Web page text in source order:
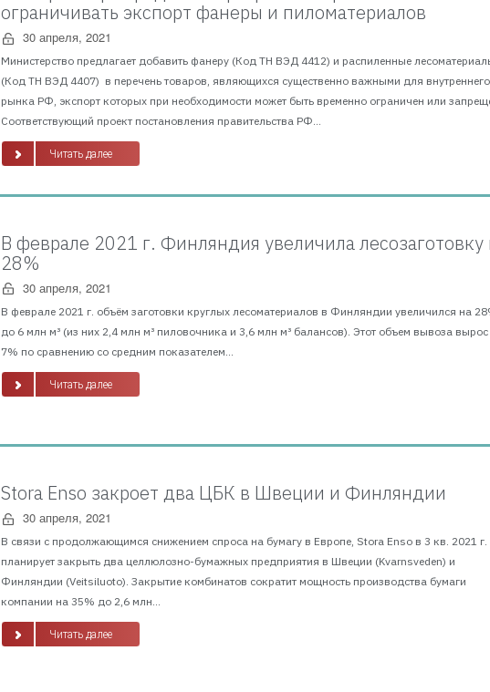
ограничивать экспорт фанеры и пиломатериалов
30 апреля, 2021
Министерство предлагает добавить фанеру (Код ТН ВЭД 4412) и распиленные
(Код ТН ВЭД 4407) в перечень товаров, являющихся существенно важными для внутреннего
рынка РФ, экспорт которых при необходимости может быть временно ограничен или
Соответствующий проект постановления правительства РФ...
Читать далее
В феврале 2021 г. Финляндия увеличила лесозаготовку
28%
30 апреля, 2021
В феврале 2021 г. объём заготовки круглых лесоматериалов в Финляндии увеличился на
до 6 млн м³ (из них 2,4 млн м³ пиловочника и 3,6 млн м³ балансов). Этот объем вывоза вырос
7% по сравнению со средним показателем...
Читать далее
Stora Enso закроет два ЦБК в Швеции и Финляндии
30 апреля, 2021
В связи с продолжающимся снижением спроса на бумагу в Европе, Stora Enso в 3 кв. 2021 г.
планирует закрыть два целлюлозно-бумажных предприятия в Швеции (Kvarnsveden) и
Финляндии (Veitsiluoto). Закрытие комбинатов сократит мощность производства бумаги
компании на 35% до 2,6 млн...
Читать далее